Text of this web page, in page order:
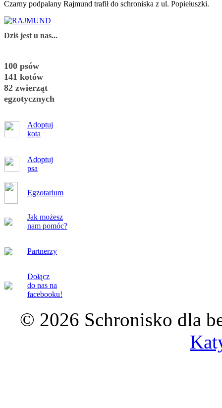
Czarny podpalany Rajmund trafił do schroniska z ul. Popiełuszki.
Dziś jest u nas...
100 psów
141 kotów
82 zwierząt
egzotycznych
Adoptuj
kota
Adoptuj
psa
Egzotarium
Jak możesz
nam pomóc?
Partnerzy
Dołącz
do nas na
facebooku!
© 2026 Schronisko dla